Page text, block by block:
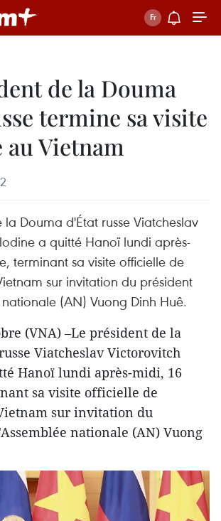
de la Douma
termine sa visite
Vietnam
la Douma d'État russe Viatcheslav
a quitté Hanoï lundi après-
terminant sa visite officielle de
sur invitation du président
(AN) Vuong Dinh Huê.
(VNA) –Le président de la
Viatcheslav Victorovitch
Hanoï lundi après-midi, 16
sa visite officielle de
sur invitation du
nationale (AN) Vuong